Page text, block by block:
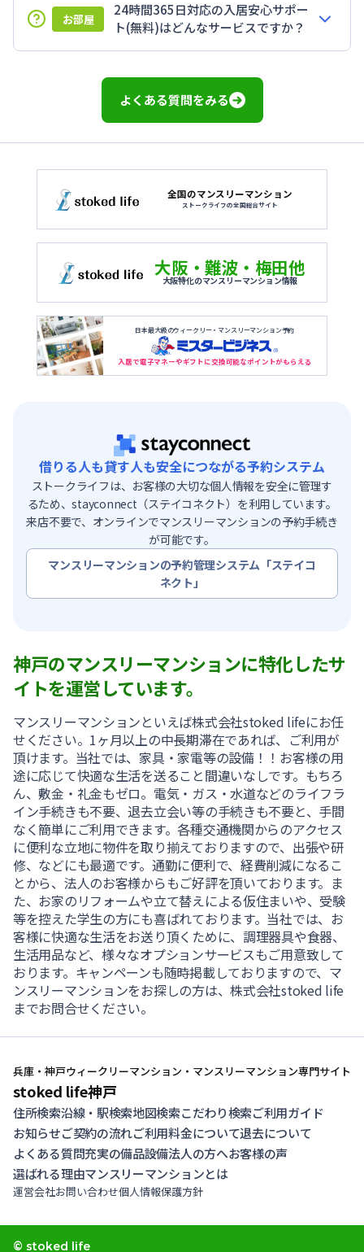
お部屋
24時間365日対応の入居安心サポー
ト(無料)はどんなサービスですか？
よくある質問をみる
全国のマンスリーマンション
ストークライフの全国総合サイト
大阪・難波・梅田他
大阪特化のマンスリーマンション情報
日本最大級のウィークリー・マンスリーマンション予約
入居で電子マネーやギフトに交換可能なポイントがもらえる
借りる人も貸す人も安全につながる予約システム
ストークライフは、お客様の大切な個人情報を安全に管理す
るため、stayconnect（ステイコネクト）を利用しています。
来店不要で、オンラインでマンスリーマンションの予約手続き
が可能です。
マンスリーマンションの予約管理システム「ステイコ
ネクト」
神戸のマンスリーマンションに特化したサ
イトを運営しています。
マンスリーマンションといえば株式会社stoked lifeにお任
せください。1ヶ月以上の中長期滞在であれば、ご利用が
頂けます。当社では、家具・家電等の設備！！お客様の用
途に応じて快適な生活を送ること間違いなしです。もちろ
ん、敷金・礼金もゼロ。電気・ガス・水道などのライフラ
イン手続きも不要、退去立会い等の手続きも不要と、手間
なく簡単にご利用できます。各種交通機関からのアクセス
に便利な立地に物件を取り揃えておりますので、出張や研
修、などにも最適です。通勤に便利で、経費削減になるこ
とから、法人のお客様からもご好評を頂いております。ま
た、お家のリフォームや立て替えによる仮住まいや、受験
等を控えた学生の方にも喜ばれております。当社では、お
客様に快適な生活をお送り頂くために、調理器具や食器、
生活用品など、様々なオプションサービスもご用意致して
おります。キャンペーンも随時掲載しておりますので、マ
ンスリーマンションをお探しの方は、株式会社stoked life
までお問合せください。
兵庫・神戸ウィークリーマンション・マンスリーマンション専門サイト
stoked life神戸
住所検索沿線・駅検索地図検索こだわり検索ご利用ガイド
お知らせご契約の流れご利用料金について退去について
よくある質問充実の備品設備法人の方へお客様の声
選ばれる理由マンスリーマンションとは
運営会社お問い合わせ個人情報保護方針
© stoked life